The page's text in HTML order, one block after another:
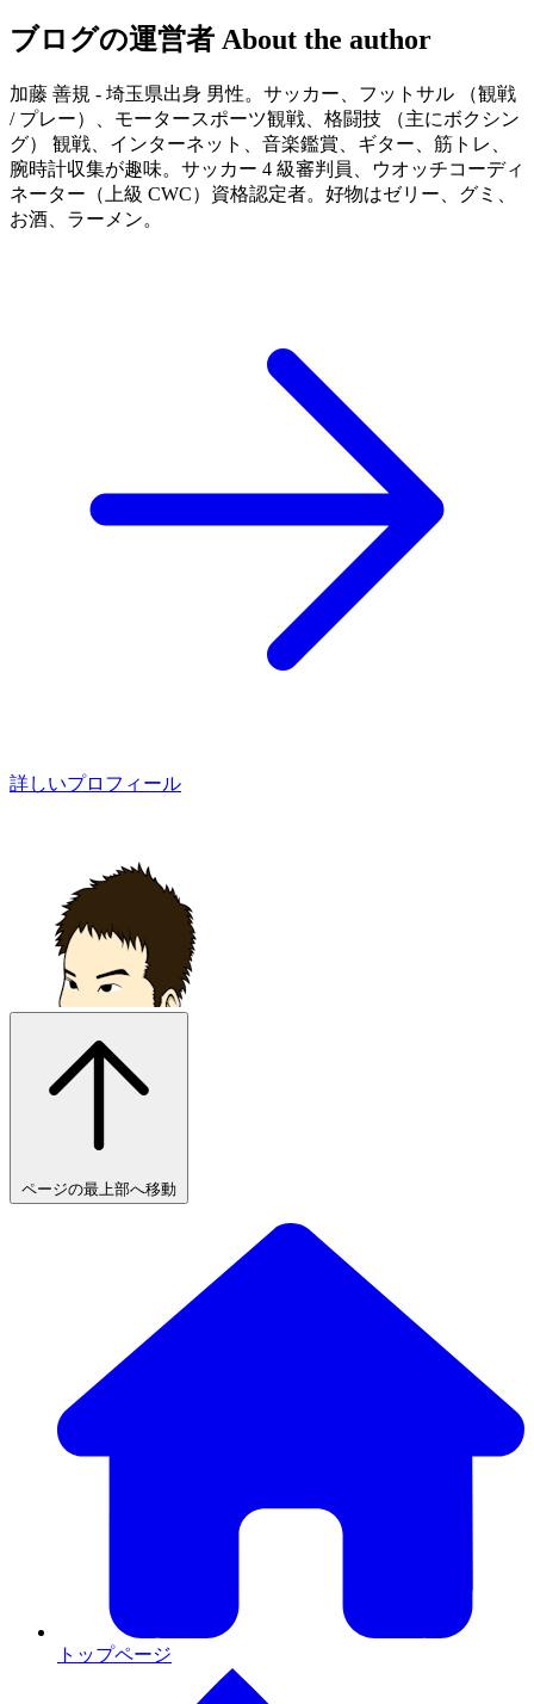
ブログの運営者 About the author
加藤 善規 - 埼玉県出身 男性。サッカー、フットサル （観戦
/ プレー）、モータースポーツ観戦、格闘技 （主にボクシン
グ） 観戦、インターネット、音楽鑑賞、ギター、筋トレ、
腕時計収集が趣味。サッカー 4 級審判員、ウオッチコーディ
ネーター（上級 CWC）資格認定者。好物はゼリー、グミ、
お酒、ラーメン。
詳しいプロフィール
ページの最上部へ移動
トップページ